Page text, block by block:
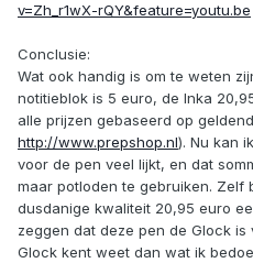
v=Zh_r1wX-rQY&feature=youtu.be
Conclusie:
Wat ook handig is om te weten
notitieblok is 5 euro, de Inka
alle prijzen gebaseerd op
http://www.prepshop.nl). Nu kan
voor de pen veel lijkt, en dat
maar potloden te gebruiken. Zelf
dusdanige kwaliteit 20,95 euro
zeggen dat deze pen de Glock
Glock kent weet dan wat ik